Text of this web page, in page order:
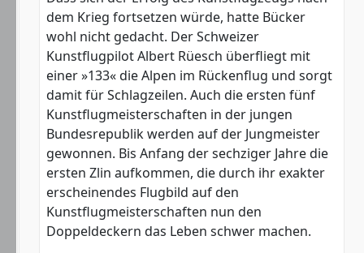
dem Krieg fortsetzen würde, hatte Bücker
wohl nicht gedacht. Der Schweizer
Kunstflugpilot Albert Rüesch überfliegt mit
einer »133« die Alpen im Rückenflug und sorgt
damit für Schlagzeilen. Auch die ersten fünf
Kunstflugmeisterschaften in der jungen
Bundesrepublik werden auf der Jungmeister
gewonnen. Bis Anfang der sechziger Jahre die
ersten Zlin aufkommen, die durch ihr exakter
erscheinendes Flugbild auf den
Kunstflugmeisterschaften nun den
Doppeldeckern das Leben schwer machen.